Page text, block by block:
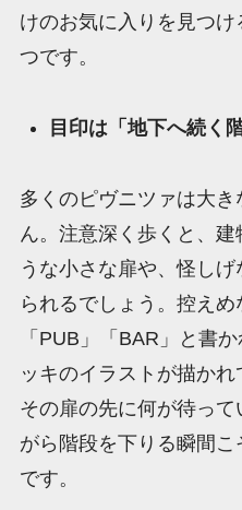
けのお気に入りを見つ
つです。
目印は「地下へ続く階
多くのピヴニツァは大
ん。注意深く歩くと、
うな小さな扉や、怪し
られるでしょう。控えめ
「PUB」「BAR」と書
ッキのイラストが描かれ
その扉の先に何が待っ
がら階段を下りる瞬間
です。